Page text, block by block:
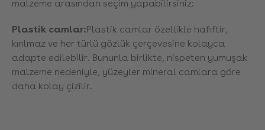
malzeme arasından seçim yapabilirsiniz:
Plastik camlar:Plastik camlar özellikle hafiftir,
kırılmaz ve her türlü gözlük çerçevesine kolayca
adapte edilebilir. Bununla birlikte, nispeten yumuşak
malzeme nedeniyle, yüzeyler mineral camlara göre
daha kolay çizilir.